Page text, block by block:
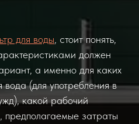
для воды , стоит понять,
должен
а именно для каких
(для употребления в
какой рабочий
предполагаемые затраты